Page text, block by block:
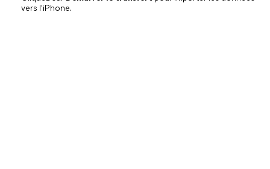
vers l'iPhone.